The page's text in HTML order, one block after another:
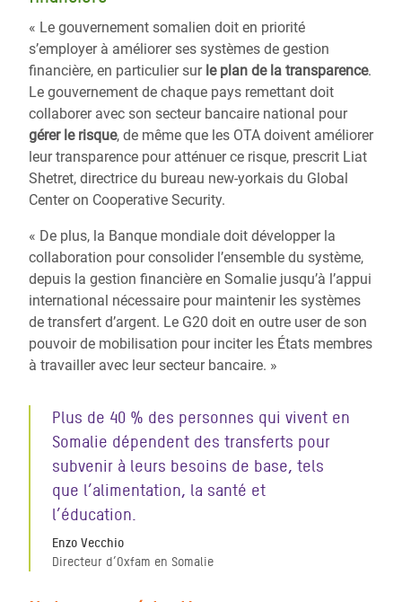
« Le gouvernement somalien doit en priorité
s’employer à améliorer ses systèmes de gestion
financière, en particulier sur le plan de la transparence.
Le gouvernement de chaque pays remettant doit
collaborer avec son secteur bancaire national pour
gérer le risque, de même que les OTA doivent améliorer
leur transparence pour atténuer ce risque, prescrit Liat
Shetret, directrice du bureau new-yorkais du Global
Center on Cooperative Security.
« De plus, la Banque mondiale doit développer la
collaboration pour consolider l’ensemble du système,
depuis la gestion financière en Somalie jusqu’à l’appui
international nécessaire pour maintenir les systèmes
de transfert d’argent. Le G20 doit en outre user de son
pouvoir de mobilisation pour inciter les États membres
à travailler avec leur secteur bancaire. »
Plus de 40 % des personnes qui vivent en
Somalie dépendent des transferts pour
subvenir à leurs besoins de base, tels
que l’alimentation, la santé et
l’éducation.
Enzo Vecchio
Directeur d’Oxfam en Somalie